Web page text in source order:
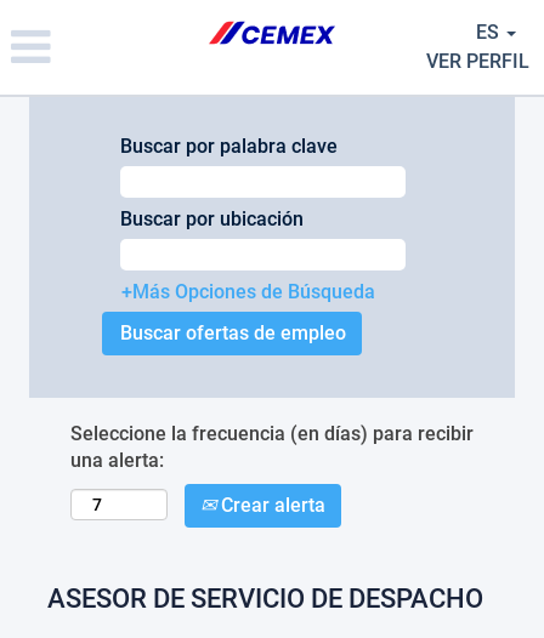
note:
This
ES
VER PERFIL
Buscar por palabra clave
Buscar por ubicación
+Más Opciones de Búsqueda
Seleccione la frecuencia (en días) para recibir
una alerta:
Crear alerta
ASESOR DE SERVICIO DE DESPACHO